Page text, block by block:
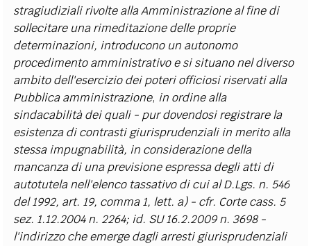
stragiudiziali rivolte alla Amministrazione al fine di
sollecitare una rimeditazione delle proprie
determinazioni, introducono un autonomo
procedimento amministrativo e si situano nel diverso
ambito dell'esercizio dei poteri officiosi riservati alla
Pubblica amministrazione, in ordine alla
sindacabilità dei quali - pur dovendosi registrare la
esistenza di contrasti giurisprudenziali in merito alla
stessa impugnabilità, in considerazione della
mancanza di una previsione espressa degli atti di
autotutela nell'elenco tassativo di cui al D.Lgs. n. 546
del 1992, art. 19, comma 1, lett. a) - cfr. Corte cass. 5
sez. 1.12.2004 n. 2264; id. SU 16.2.2009 n. 3698 -
l'indirizzo che emerge dagli arresti giurisprudenziali